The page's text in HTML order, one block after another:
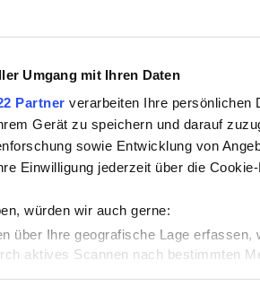
Umgang mit Ihren Daten
Partner verarbeiten Ihre persönlichen
Gerät zu speichern und darauf
sowie Entwicklung von
Einwilligung jederzeit über die
würden wir auch gerne:
über Ihre geografische Lage
aktives Scannen nach bestimmten
wie Ihre persönlichen Daten